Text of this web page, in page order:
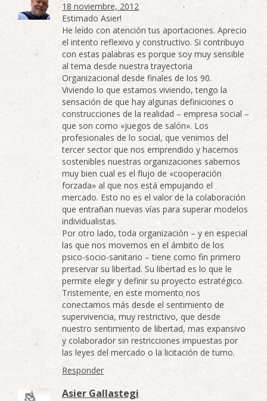
18 noviembre, 2012
Estimado Asier!
He leído con atención tus aportaciones. Aprecio
el intento reflexivo y constructivo. Si contribuyo
con estas palabras es porque soy muy sensible
al tema desde nuestra trayectoria
Organizacional desde finales de los 90.
Viviendo lo que estamos viviendo, tengo la
sensación de que hay algunas definiciones o
construcciones de la realidad – empresa social –
que son como «juegos de salón». Los
profesionales de lo social, que venimos del
tercer sector que nos emprendido y hacemos
sostenibles nuestras organizaciones sabemos
muy bien cual es el flujo de «cooperación
forzada» al que nos está empujando el
mercado. Esto no es el valor de la colaboración
que entrañan nuevas vías para superar modelos
individualistas.
Por otro lado, toda organización – y en especial
las que nos movemos en el ámbito de los
psico-socio-sanitario – tiene como fin primero
preservar su libertad. Su libertad es lo que le
permite elegir y definir su proyecto estratégico.
Tristemente, en este momento nos
conectamos más desde el sentimiento de
supervivencia, muy restrictivo, que desde
nuestro sentimiento de libertad, mas expansivo
y colaborador sin restricciones impuestas por
las leyes del mercado o la licitación de turno.
Responder
Asier Gallastegi